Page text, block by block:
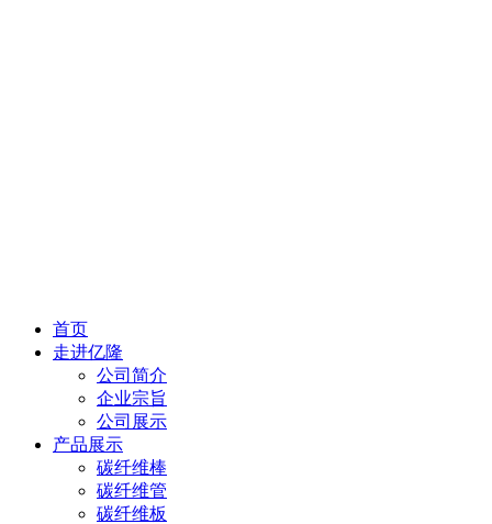
首页
走进亿隆
公司简介
企业宗旨
公司展示
产品展示
碳纤维棒
碳纤维管
碳纤维板